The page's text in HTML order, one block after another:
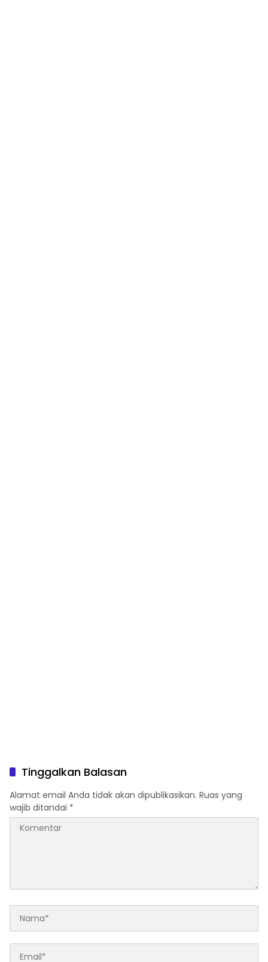
Tinggalkan Balasan
Alamat email Anda tidak akan dipublikasikan. Ruas yang
wajib ditandai *